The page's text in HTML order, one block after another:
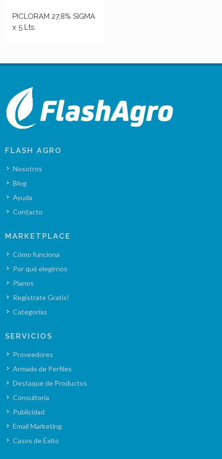
PICLORAM 27,8% SIGMA
x 5 Lts.
FLASH AGRO
Nosotros
Blog
Ayuda
Contacto
MARKETPLACE
Cómo funciona
Por qué elegirnos
Planes
Registrate Gratis!
Categorías
SERVICIOS
Proveedores
Armado de Perfiles
Destaque de Productos
Consultoría
Publicidad
Email Marketing
Casos de Éxito